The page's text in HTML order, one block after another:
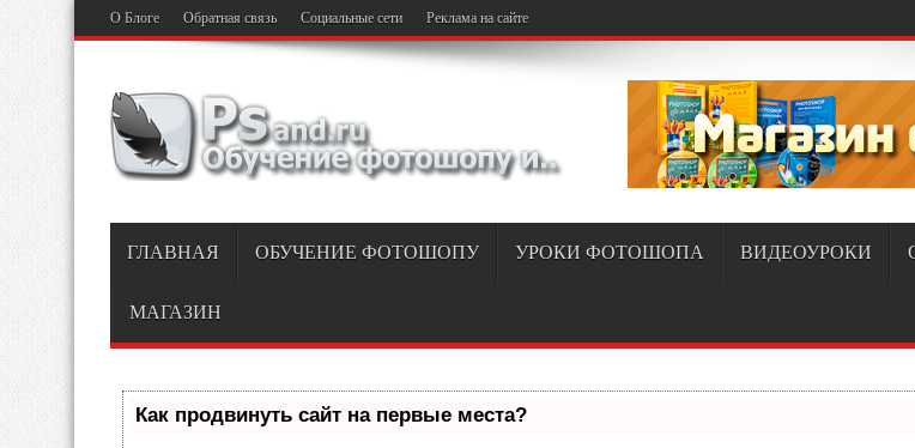
О Блоге Обратная связь Социальные сети Реклама на сайте
ГЛАВНАЯ ОБУЧЕНИЕ ФОТОШОПУ УРОКИ ФОТОШОПА ВИДЕОУРОКИ
МАГАЗИН
Как продвинуть сайт на первые места?